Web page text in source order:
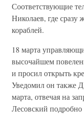
Соответствующие
Николаев, где
кораблей.
18 марта
высочайшем
и просил открыть
Уведомил он также
марта, отвечая на
Лесовский